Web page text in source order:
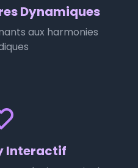
Dynamiques
aux harmonies
Interactif